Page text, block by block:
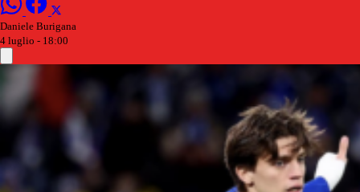
Daniele Burigana
4 luglio - 18:00